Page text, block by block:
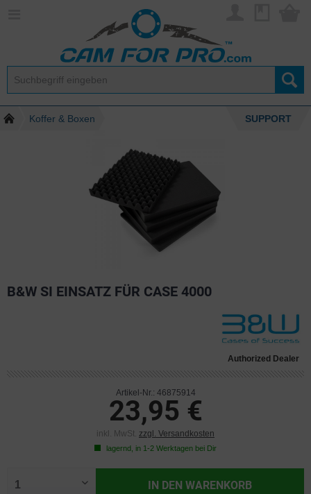
Koffer & Boxen SUPPORT
B&W SI EINSATZ FÜR CASE 4000
Authorized Dealer
Artikel-Nr.: 46875914
23,95 €
inkl. MwSt. zzgl. Versandkosten
lagernd, in 1-2 Werktagen bei Dir
IN DEN WARENKORB